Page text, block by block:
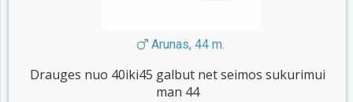
Arunas, 44 m.
Drauges nuo 40iki45 galbut net seimos sukurimui
man 44